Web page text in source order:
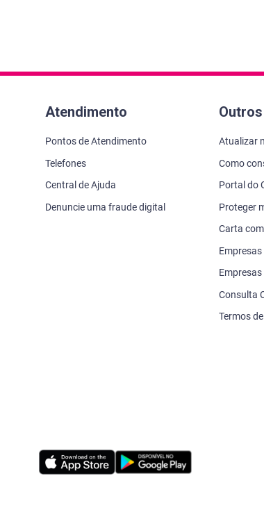
Atendimento
Pontos de Atendimento
Telefones
Central de Ajuda
Denuncie uma fraude digital
Atualizar
Como
Portal do
Proteger
Carta
Consulta
Termos